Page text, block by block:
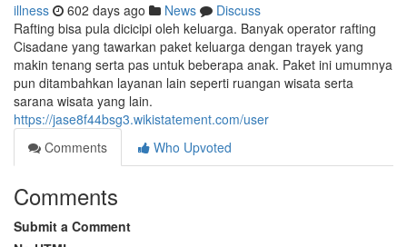
illness 602 days ago News
Discuss
Rafting bisa pula dicicipi oleh keluarga. Banyak operator rafting
Cisadane yang tawarkan paket keluarga dengan trayek yang
makin tenang serta pas untuk beberapa anak. Paket ini umumnya
pun ditambahkan layanan lain seperti ruangan wisata serta
sarana wisata yang lain.
https://jase8f44bsg3.wikistatement.com/user
Comments
Who Upvoted
Comments
Submit a Comment